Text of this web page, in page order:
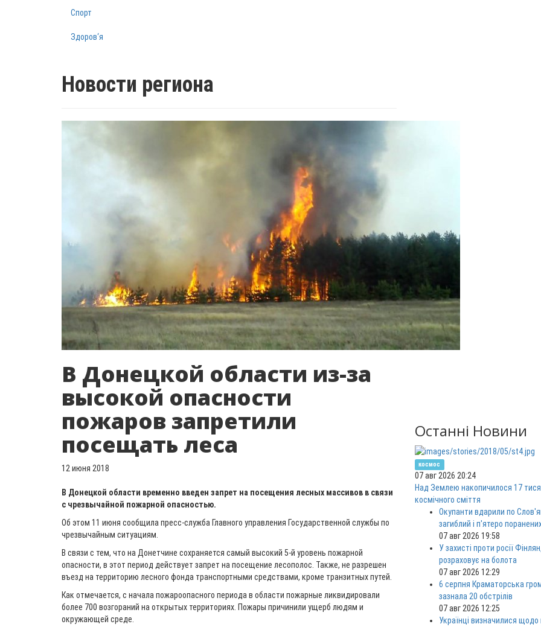
Спорт
Здоров‘я
Новости региона
В Донецкой области из-за
высокой опасности
пожаров запретили
посещать леса
12 июня 2018
В Донецкой области временно введен запрет на посещения лесных массивов в связи
с чрезвычайной пожарной опасностью.
Об этом 11 июня сообщила пресс-служба Главного управления Государственной службы по
чрезвычайным ситуациям.
В связи с тем, что на Донетчине сохраняется самый высокий 5-й уровень пожарной
опасности, в этот период действует запрет на посещение лесополос. Также, не разрешен
въезд на территорию лесного фонда транспортными средствами, кроме транзитных путей.
Как отмечается, с начала пожароопасного периода в области пожарные ликвидировали
более 700 возгораний на открытых территориях. Пожары причинили ущерб людям и
окружающей среде.
Останні Новини
космос
07 авг 2026 20:24
Над Землею накопичилося 17
космічного сміття
Окупанти вдарили по
загиблий і п'ятеро
07 авг 2026 19:58
У захисті проти росії
розраховує на болота
07 авг 2026 12:29
6 серпня Краматорська
зазнала 20 обстрілів
07 авг 2026 12:25
Українці визначилися щодо